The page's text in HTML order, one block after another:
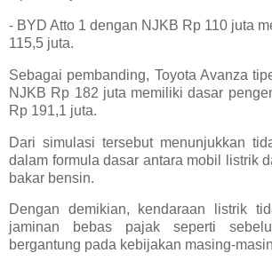
- BYD Atto 1 dengan NJKB Rp 110 juta
115,5 juta.
Sebagai pembanding, Toyota Avanza
NJKB Rp 182 juta memiliki dasar
Rp 191,1 juta.
Dari simulasi tersebut menunjukkan
dalam formula dasar antara mobil listrik
bakar bensin.
Dengan demikian, kendaraan listrik
jaminan bebas pajak seperti
bergantung pada kebijakan masing-